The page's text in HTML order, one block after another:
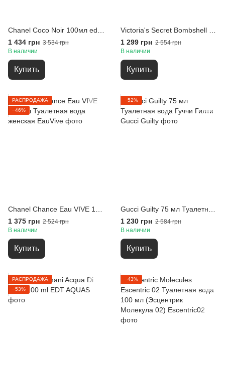
1 434 грн 3 534 грн
В наличии
Купить
1 299 грн 2 554 грн
В наличии
Купить
РАСПРОДАЖА
−46%
1 375 грн 2 524 грн
В наличии
Купить
−52%
1 230 грн 2 584 грн
В наличии
Купить
РАСПРОДАЖА
−53%
−43%